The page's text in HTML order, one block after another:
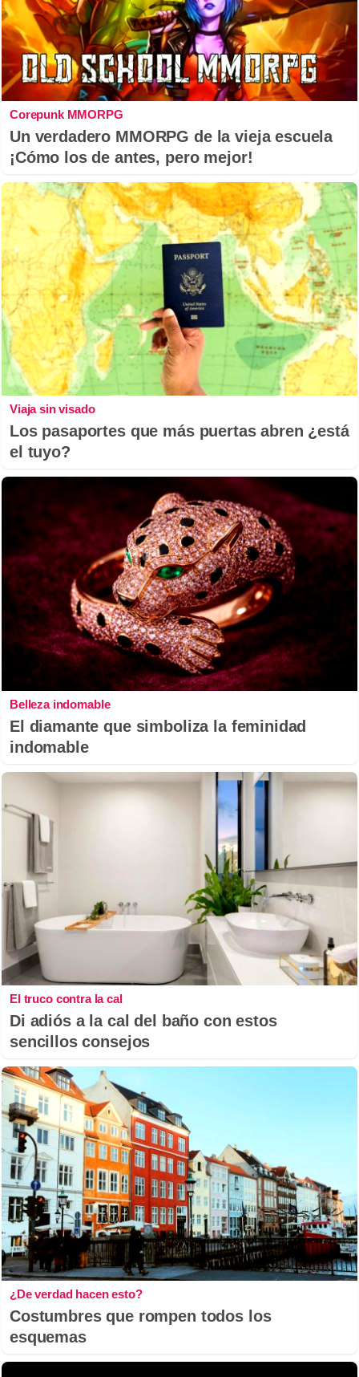
Corepunk MMORPG
Un verdadero MMORPG de la vieja escuela
¡Cómo los de antes, pero mejor!
Viaja sin visado
Los pasaportes que más puertas abren ¿está
el tuyo?
Belleza indomable
El diamante que simboliza la feminidad
indomable
El truco contra la cal
Di adiós a la cal del baño con estos
sencillos consejos
¿De verdad hacen esto?
Costumbres que rompen todos los
esquemas